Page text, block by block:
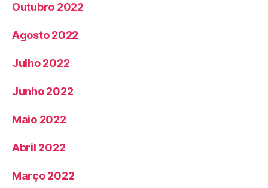
Outubro 2022
Agosto 2022
Julho 2022
Junho 2022
Maio 2022
Abril 2022
Março 2022